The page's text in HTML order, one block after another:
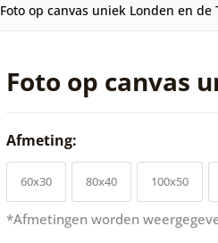
Foto op canvas uniek Londen en de
Foto op canvas
Afmeting:
60x30 80x40 100x50
*Afmetingen worden